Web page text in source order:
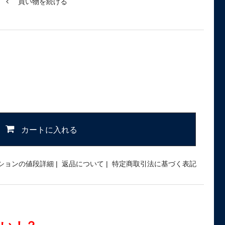
買い物を続ける
カートに入れる
ョンの値段詳細 | 返品について | 特定商取引法に基づく表記